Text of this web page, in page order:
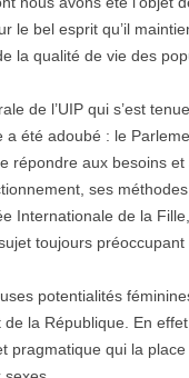
le bel esprit qu’il
la qualité de vie des
de l’UIP qui s’est
été adoubé : le
répondre aux besoins
ses méthodes
Internationale de la
toujours préoccupant
potentialités
la République. En
pragmatique qui la